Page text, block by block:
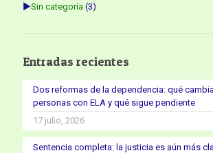
►Sin categoría (3)
Entradas recientes
Dos reformas de la dependencia: qué
personas con ELA y qué sigue pendiente
17 julio, 2026
Sentencia completa: la justicia es aún más